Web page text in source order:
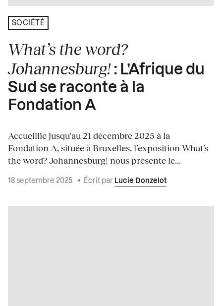
SOCIÉTÉ
What’s the word?
Johannesburg! : L’Afrique du
Sud se raconte à la
Fondation A
Accueillie jusqu'au 21 décembre 2025 à la
Fondation A, située à Bruxelles, l’exposition What’s
the word? Johannesburg! nous présente le...
18 septembre 2025 • Écrit par Lucie Donzelot